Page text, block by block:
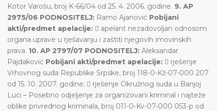
Kotor Varošu, broj K-66/04 od 25. 4. 2006. godine. 9. AP
2975/06 PODNOSITELJ: Ramo Ajanović Pobijani
akti/predmet apelacije:  apelant nezadovoljan odnosom
organa uprave u rješavanju i zaštiti njegovih imovinskih
prava. 10. AP 2797/07 PODNOSITELJ: Aleksandar
Pajdaković Pobijani akti/predmet apelacije:  rješenje
Vrhovnog suda Republike Srpske, broj 118-0-Kž-07-000 207
od 15. 10. 2007. godine;  rješenje Okružnog suda u Banjoj
Luci – Posebno odjeljenje za organizovani kriminal i najteže
oblike privrednog kriminala, broj 011-0-Kv-07-000 053-p od